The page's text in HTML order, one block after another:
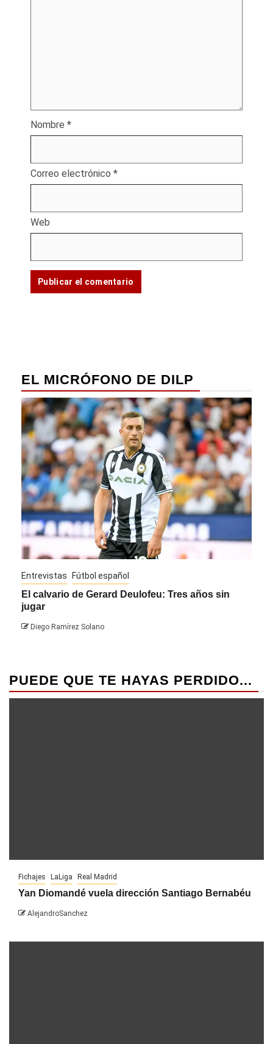
Nombre *
Correo electrónico *
Web
EL MICRÓFONO DE DILP
Entrevistas Fútbol español
El calvario de Gerard Deulofeu: Tres años sin
jugar
Diego Ramírez Solano
PUEDE QUE TE HAYAS PERDIDO...
Fichajes LaLiga Real Madrid
Yan Diomandé vuela dirección Santiago Bernabéu
AlejandroSanchez